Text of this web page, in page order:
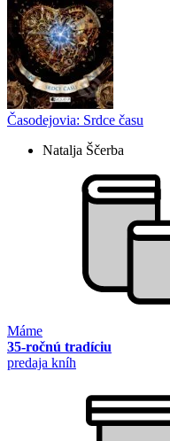
Časodejovia: Srdce času
Natalja Ščerba
Máme
35-ročnú tradíciu
predaja kníh